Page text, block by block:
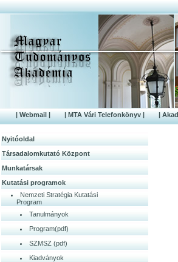
| Webmail | | MTA Vári Telefonkönyv | |
Nyitóoldal
Társadalomkutató Központ
Munkatársak
Kutatási programok
Nemzeti Stratégia Kutatási
Program
Tanulmányok
Program(pdf)
SZMSZ (pdf)
Kiadványok